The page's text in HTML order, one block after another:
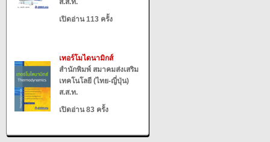
ส.ส.ท.
เปิดอ่าน 113 ครั้ง
เทอร์โมไดนามิกส์
สำนักพิมพ์ สมาคมส่งเสริม
เทคโนโลยี (ไทย-ญี่ปุ่น)
ส.ส.ท.
เปิดอ่าน 83 ครั้ง